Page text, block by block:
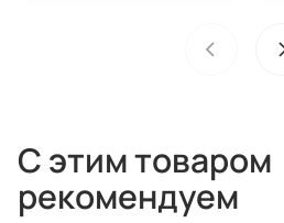
С этим товаром
рекомендуем